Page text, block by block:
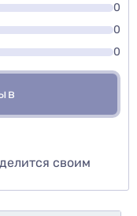
0
0
0
своим